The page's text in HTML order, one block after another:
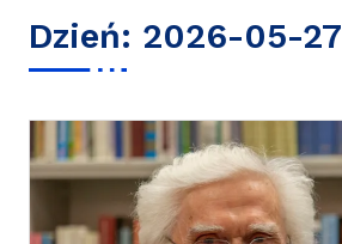
Dzień: 2026-05-27